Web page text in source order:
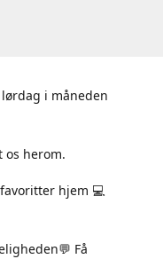
i måneden
os herom.
hjem 💻
Få